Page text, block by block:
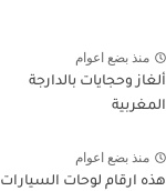
منذ بضع اعوام
ألغاز وحجايات بالدارجة
المغربية
منذ بضع اعوام
هذه ارقام لوحات السيارات